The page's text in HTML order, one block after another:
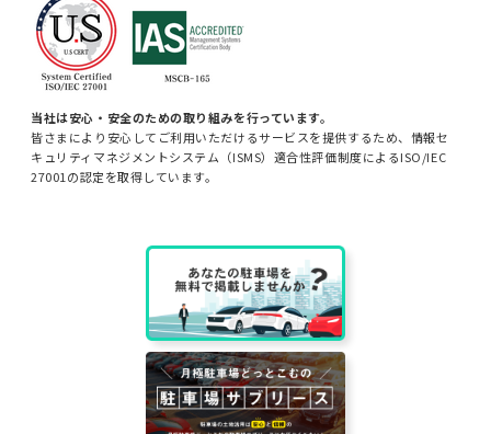
当社は安心・安全のための取り組みを行っています。
皆さまにより安心してご利用いただけるサービスを提供するため、情報セ
キュリティマネジメントシステム（ISMS）適合性評価制度によるISO/IEC
27001の認定を取得しています。